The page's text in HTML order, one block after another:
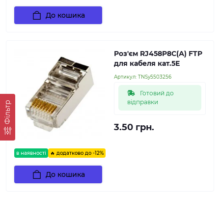
Фільтр
До кошика
в наявності 🔥 додатково до -12%
Роз'єм RJ458P8C(А) FTP
для кабеля кат.5Е
Артикул: TNSy5503256
Готовий до
відправки
3.50 грн.
До кошика